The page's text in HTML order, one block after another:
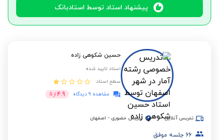
پیشنهاد استاد توسط استادبانک
حسین شکوهی زاده
استاد تایید شده
سطح استاد:
مشاهده 9 دیدگاه
4.9 از 5
تدریس آنلاین تدریس حضوری - اصفهان
66 جلسه موفق